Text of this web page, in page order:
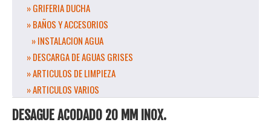
» GRIFERIA DUCHA
» BAÑOS Y ACCESORIOS
» INSTALACION AGUA
» DESCARGA DE AGUAS GRISES
» ARTICULOS DE LIMPIEZA
» ARTICULOS VARIOS
DESAGUE ACODADO 20 MM INOX.